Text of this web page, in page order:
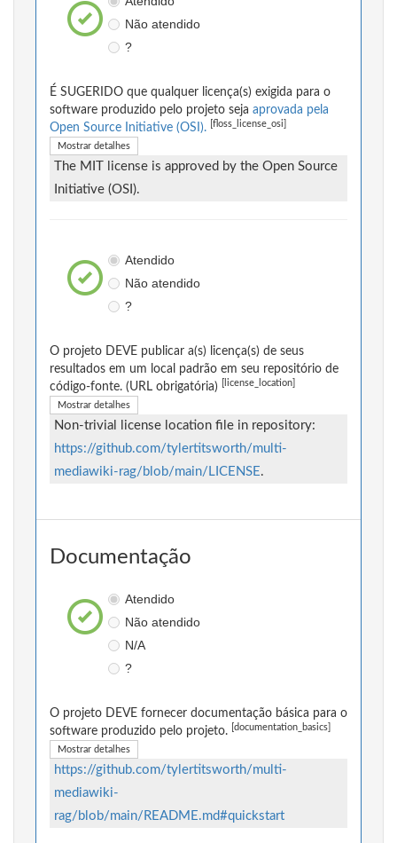
Não atendido
?
É SUGERIDO que qualquer licença(s) exigida para o
software produzido pelo projeto seja aprovada pela
Open Source Initiative (OSI).
[floss_license_osi]
Mostrar detalhes
The MIT license is approved by the Open Source
Initiative (OSI).
Atendido
Não atendido
?
O projeto DEVE publicar a(s) licença(s) de seus
resultados em um local padrão em seu repositório de
código-fonte. (URL obrigatória)
[license_location]
Mostrar detalhes
Non-trivial license location file in repository:
https://github.com/tylertitsworth/multi-
mediawiki-rag/blob/main/LICENSE.
Documentação
Atendido
Não atendido
N/A
?
O projeto DEVE fornecer documentação básica para o
software produzido pelo projeto.
[documentation_basics]
Mostrar detalhes
https://github.com/tylertitsworth/multi-
mediawiki-
rag/blob/main/README.md#quickstart